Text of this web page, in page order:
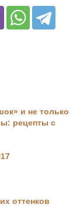
и не только
рецепты с
оттенков